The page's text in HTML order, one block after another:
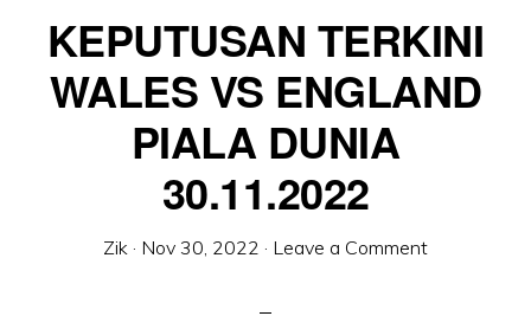
KEPUTUSAN TERKINI
WALES VS ENGLAND
PIALA DUNIA
30.11.2022
Zik · Nov 30, 2022 · Leave a Comment